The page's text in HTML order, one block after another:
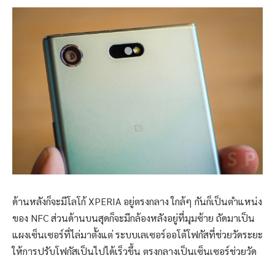
ด้านหลังก็จะมีโลโก้ XPERIA อยู่ตรงกลาง ใกล้ๆ กันก็เป็นตำแหน่ง
ของ NFC ส่วนด้านบนสุดก็จะมีกล้องหลังอยู่ที่มุมซ้าย ถัดมาเป็น
แผงเซ็นเซอร์ที่ไล่มาตั้งแต่ ระบบเลเซอร์ออโต้โฟกัสที่ช่วยวัดระยะ
ให้การปรับโฟกัสเป็นไปได้เร็วขึ้น ตรงกลางเป็นเซ็นเซอร์ช่วยวัด